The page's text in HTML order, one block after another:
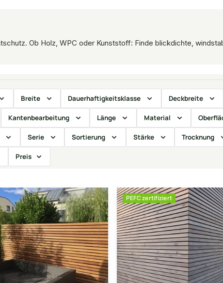
Ob Holz, WPC oder Kunststoff: Finde blickdichte,
Breite Dauerhaftigkeitsklasse Deckbreite
Kantenbearbeitung Länge Material
Serie Sortierung Stärke Trocknung
Preis
PEFC zertifiziert